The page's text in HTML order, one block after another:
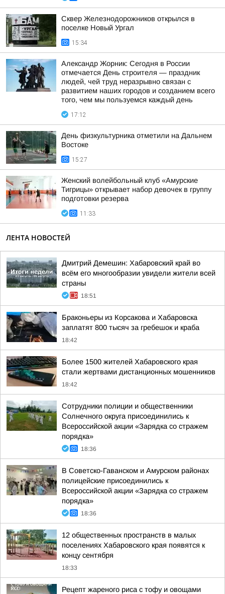
Сквер Железнодорожников открылся в
поселке Новый Ургал
15:34
Александр Жорник: Сегодня в России
отмечается День строителя — праздник
людей, чей труд неразрывно связан с
развитием наших городов и созданием всего
того, чем мы пользуемся каждый день
17:12
День физкультурника отметили на Дальнем
Востоке
15:27
Женский волейбольный клуб «Амурские
Тигрицы» открывает набор девочек в группу
подготовки резерва
11:33
ЛЕНТА НОВОСТЕЙ
Дмитрий Демешин: Хабаровский край во
всём его многообразии увидели жители всей
страны
18:51
Браконьеры из Корсакова и Хабаровска
заплатят 800 тысяч за гребешок и краба
18:42
Более 1500 жителей Хабаровского края
стали жертвами дистанционных мошенников
18:42
Сотрудники полиции и общественники
Солнечного округа присоединились к
Всероссийской акции «Зарядка со стражем
порядка»
18:36
В Советско-Гаванском и Амурском районах
полицейские присоединились к
Всероссийской акции «Зарядка со стражем
порядка»
18:36
12 общественных пространств в малых
поселениях Хабаровского края появятся к
концу сентября
18:33
Рецепт жареного риса с тофу и овощами